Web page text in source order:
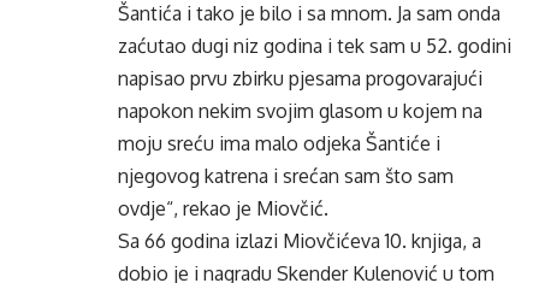
Šantića i tako je bilo i sa mnom. Ja sam onda
zaćutao dugi niz godina i tek sam u 52. godini
napisao prvu zbirku pjesama progovarajući
napokon nekim svojim glasom u kojem na
moju sreću ima malo odjeka Šantiće i
njegovog katrena i srećan sam što sam
ovdje“, rekao je Miovčić.
Sa 66 godina izlazi Miovčićeva 10. knjiga, a
dobio je i nagradu Skender Kulenović u tom